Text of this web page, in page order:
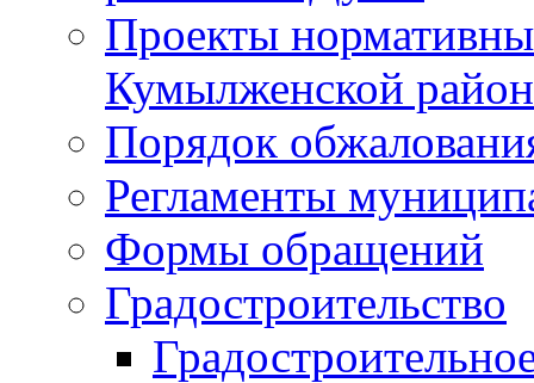
Проекты
Кумылженской
Порядок
Регламенты
Формы обращений
Градостроительство